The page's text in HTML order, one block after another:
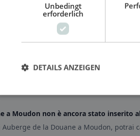
a Moudon
a Moudon non è ancora stato inserito
de la Douane a Moudon, potrai
Unbedingt
erforderlich
DETAILS ANZEIGEN